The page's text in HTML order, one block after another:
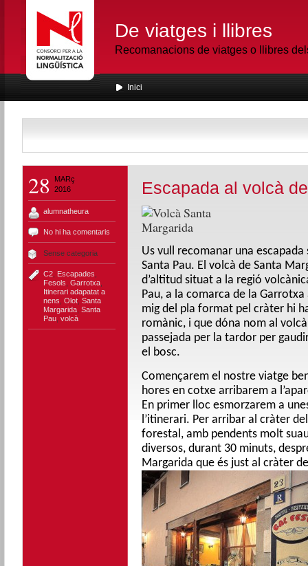
De viatges i llibres
Recomanacions de viatges o llibres
Inici
28
MARç
2016
alumnatheura
No hi ha comentaris
Sense categoria
C2, Escapades
Fesols Garrotxa,
Itinerari adapatat a
nens Olot, Santa
Margarida, Santa
Pau, volcà
Escapada al volcà
Us vull recomanar una
Santa Pau. El volcà de Santa
d’altitud situat a la regió
Pau, a la comarca de la
mig del pla format pel cràter hi
romànic, i que dóna nom al
passejada per la tardor per
el bosc.
Començarem el nostre viatge
hores en cotxe arribarem a
En primer lloc esmorzarem a
l’itinerari. Per arribar al cràter
forestal, amb pendents molt
diversos, durant 30 minuts,
Margarida que és just al cràter